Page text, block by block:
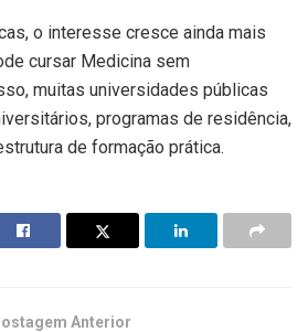
o interesse cresce ainda mais
cursar Medicina sem
muitas universidades públicas
programas de residência,
de formação prática.
Anterior